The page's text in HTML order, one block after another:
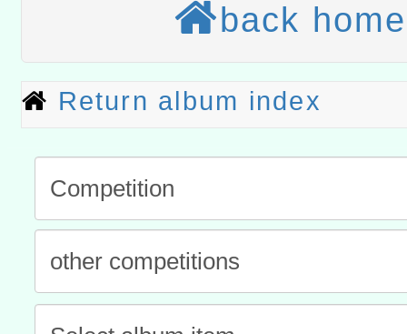
本館辦理115年度閱讀磐
讀推動專業研習
科技賦能─人工智慧(AI)工
程
A3數位素養講師名單
「數位內容與教學軟體線
t」
有關大陸委員會函釋公務
赴陸應申請許可一案
轉知經濟部水利署委託財
研究院辦理「115年表揚
115年8月22日(星期六)辦
back home
Return album index